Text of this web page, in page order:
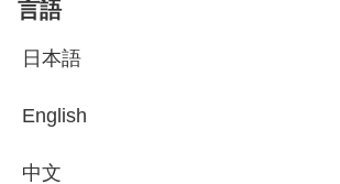
言語
日本語
English
中文